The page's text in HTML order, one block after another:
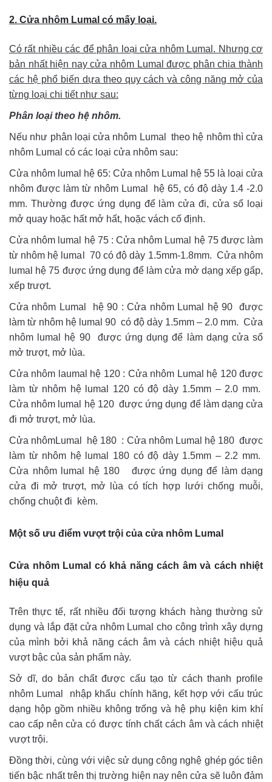
2. Cửa nhôm Lumal có mấy loại.
Có rất nhiều các để phân loại cửa nhôm Lumal. Nhưng cơ
bản nhất hiện nay cửa nhôm Lumal được phân chia thành
các hệ phổ biến dựa theo quy cách và công năng mở của
từng loại chi tiết như sau:
Phân loại theo hệ nhôm.
Nếu như phân loại cửa nhôm Lumal theo hệ nhôm thì cửa
nhôm Lumal có các loại cửa nhôm sau:
Cửa nhôm lumal hệ 65: Cửa nhôm Lumal hệ 55 là loại cửa
nhôm được làm từ nhôm Lumal hệ 65, có độ dày 1.4 -2.0
mm. Thường được ứng dụng để làm cửa đi, cửa sổ loại
mở quay hoặc hất mở hất, hoặc vách cố định.
Cửa nhôm lumal hệ 75 : Cửa nhôm Lumal hệ 75 được làm
từ nhôm hệ lumal 70 có độ dày 1.5mm-1.8mm. Cửa nhôm
lumal hệ 75 được ứng dụng để làm cửa mở dạng xếp gấp,
xếp trượt.
Cửa nhôm Lumal hệ 90 : Cửa nhôm Lumal hệ 90 được
làm từ nhôm hệ lumal 90 có độ dày 1.5mm – 2.0 mm. Cửa
nhôm lumal hệ 90 được ứng dụng để làm dạng cửa sổ
mở trượt, mở lùa.
Cửa nhôm laumal hệ 120 : Cửa nhôm Lumal hệ 120 được
làm từ nhôm hệ lumal 120 có độ dày 1.5mm – 2.0 mm.
Cửa nhôm lumal hệ 120 được ứng dụng để làm dạng cửa
đi mở trượt, mở lùa.
Cửa nhômLumal hệ 180 : Cửa nhôm Lumal hệ 180 được
làm từ nhôm hệ lumal 180 có độ dày 1.5mm – 2.2 mm.
Cửa nhôm lumal hệ 180 được ứng dụng để làm dạng
cửa đi mở trượt, mở lùa có tích hợp lưới chống muỗi,
chống chuột đi kèm.
Một số ưu điểm vượt trội của cửa nhôm Lumal
Cửa nhôm Lumal có khả năng cách âm và cách nhiệt
hiệu quả
Trên thực tế, rất nhiều đối tượng khách hàng thường sử
dụng và lắp đặt cửa nhôm Lumal cho công trình xây dựng
của mình bởi khả năng cách âm và cách nhiệt hiệu quả
vượt bậc của sản phẩm này.
Sở dĩ, do bản chất được cấu tạo từ cách thanh profile
nhôm Lumal nhập khẩu chính hãng, kết hợp với cấu trúc
dạng hộp gồm nhiều không trống và hệ phụ kiện kim khí
cao cấp nên cửa có được tính chất cách âm và cách nhiệt
vượt trội.
Đồng thời, cùng với việc sử dụng công nghệ ghép góc tiên
tiến bậc nhất trên thị trường hiện nay nên cửa sẽ luôn đảm